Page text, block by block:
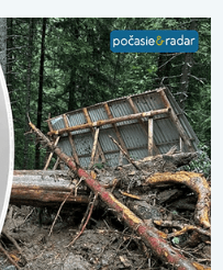
Stopy sú stále